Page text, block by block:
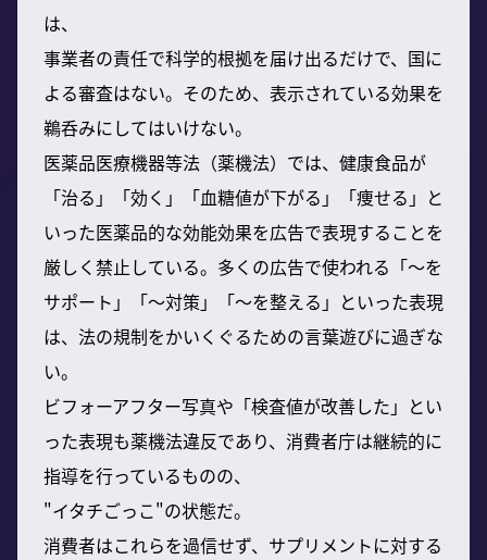
は、
事業者の責任で科学的根拠を届け出るだけで、国に
よる審査はない。そのため、表示されている効果を
鵜呑みにしてはいけない。
医薬品医療機器等法（薬機法）では、健康食品が
「治る」「効く」「血糖値が下がる」「痩せる」と
いった医薬品的な効能効果を広告で表現することを
厳しく禁止している。多くの広告で使われる「〜を
サポート」「〜対策」「〜を整える」といった表現
は、法の規制をかいくぐるための言葉遊びに過ぎな
い。
ビフォーアフター写真や「検査値が改善した」とい
った表現も薬機法違反であり、消費者庁は継続的に
指導を行っているものの、
"イタチごっこ"の状態だ。
消費者はこれらを過信せず、サプリメントに対する